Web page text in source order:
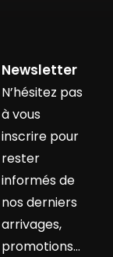
Newsletter
N’hésitez pas
à vous
inscrire pour
rester
informés de
nos derniers
arrivages,
promotions…